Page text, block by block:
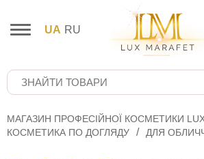
UA RU
МАГАЗИН ПРОФЕСІЙНОЇ КОСМЕТИКИ
КОСМЕТИКА ПО ДОГЛЯДУ
ДЛЯ